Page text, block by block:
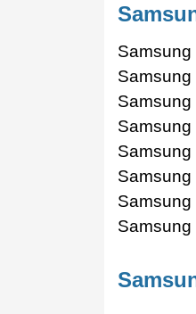
Samsung
Samsung
Samsung
Samsung
Samsung
Samsung
Samsung
Samsung